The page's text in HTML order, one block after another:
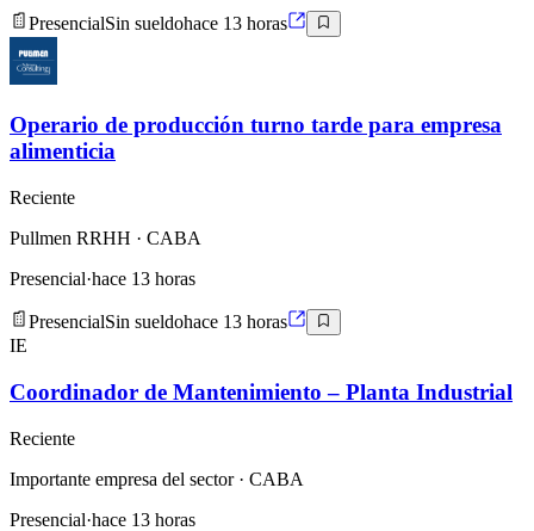
PresencialSin sueldohace 13 horas
Operario de producción turno tarde para empresa
alimenticia
Reciente
Pullmen RRHH · CABA
Presencial·hace 13 horas
PresencialSin sueldohace 13 horas
IE
Coordinador de Mantenimiento – Planta Industrial
Reciente
Importante empresa del sector· CABA
Presencial·hace 13 horas